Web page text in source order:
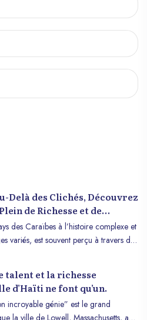
Delà des Clichés, Découvrez
de Richesse et de
des Caraïbes à l’histoire complexe et
variés, est souvent perçu à travers des
Haïti dans toute sa grandeur,
nation avec un patrimoine unique, une
et un potentiel encore
talent et la richesse
d’Haïti ne font qu’un.
incroyable génie” est le grand
la ville de Lowell, Massachusetts, a